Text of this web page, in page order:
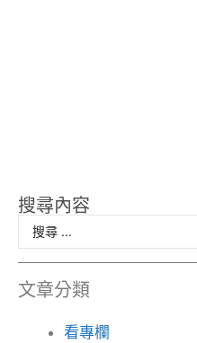
搜尋內容
文章分類
看專欄